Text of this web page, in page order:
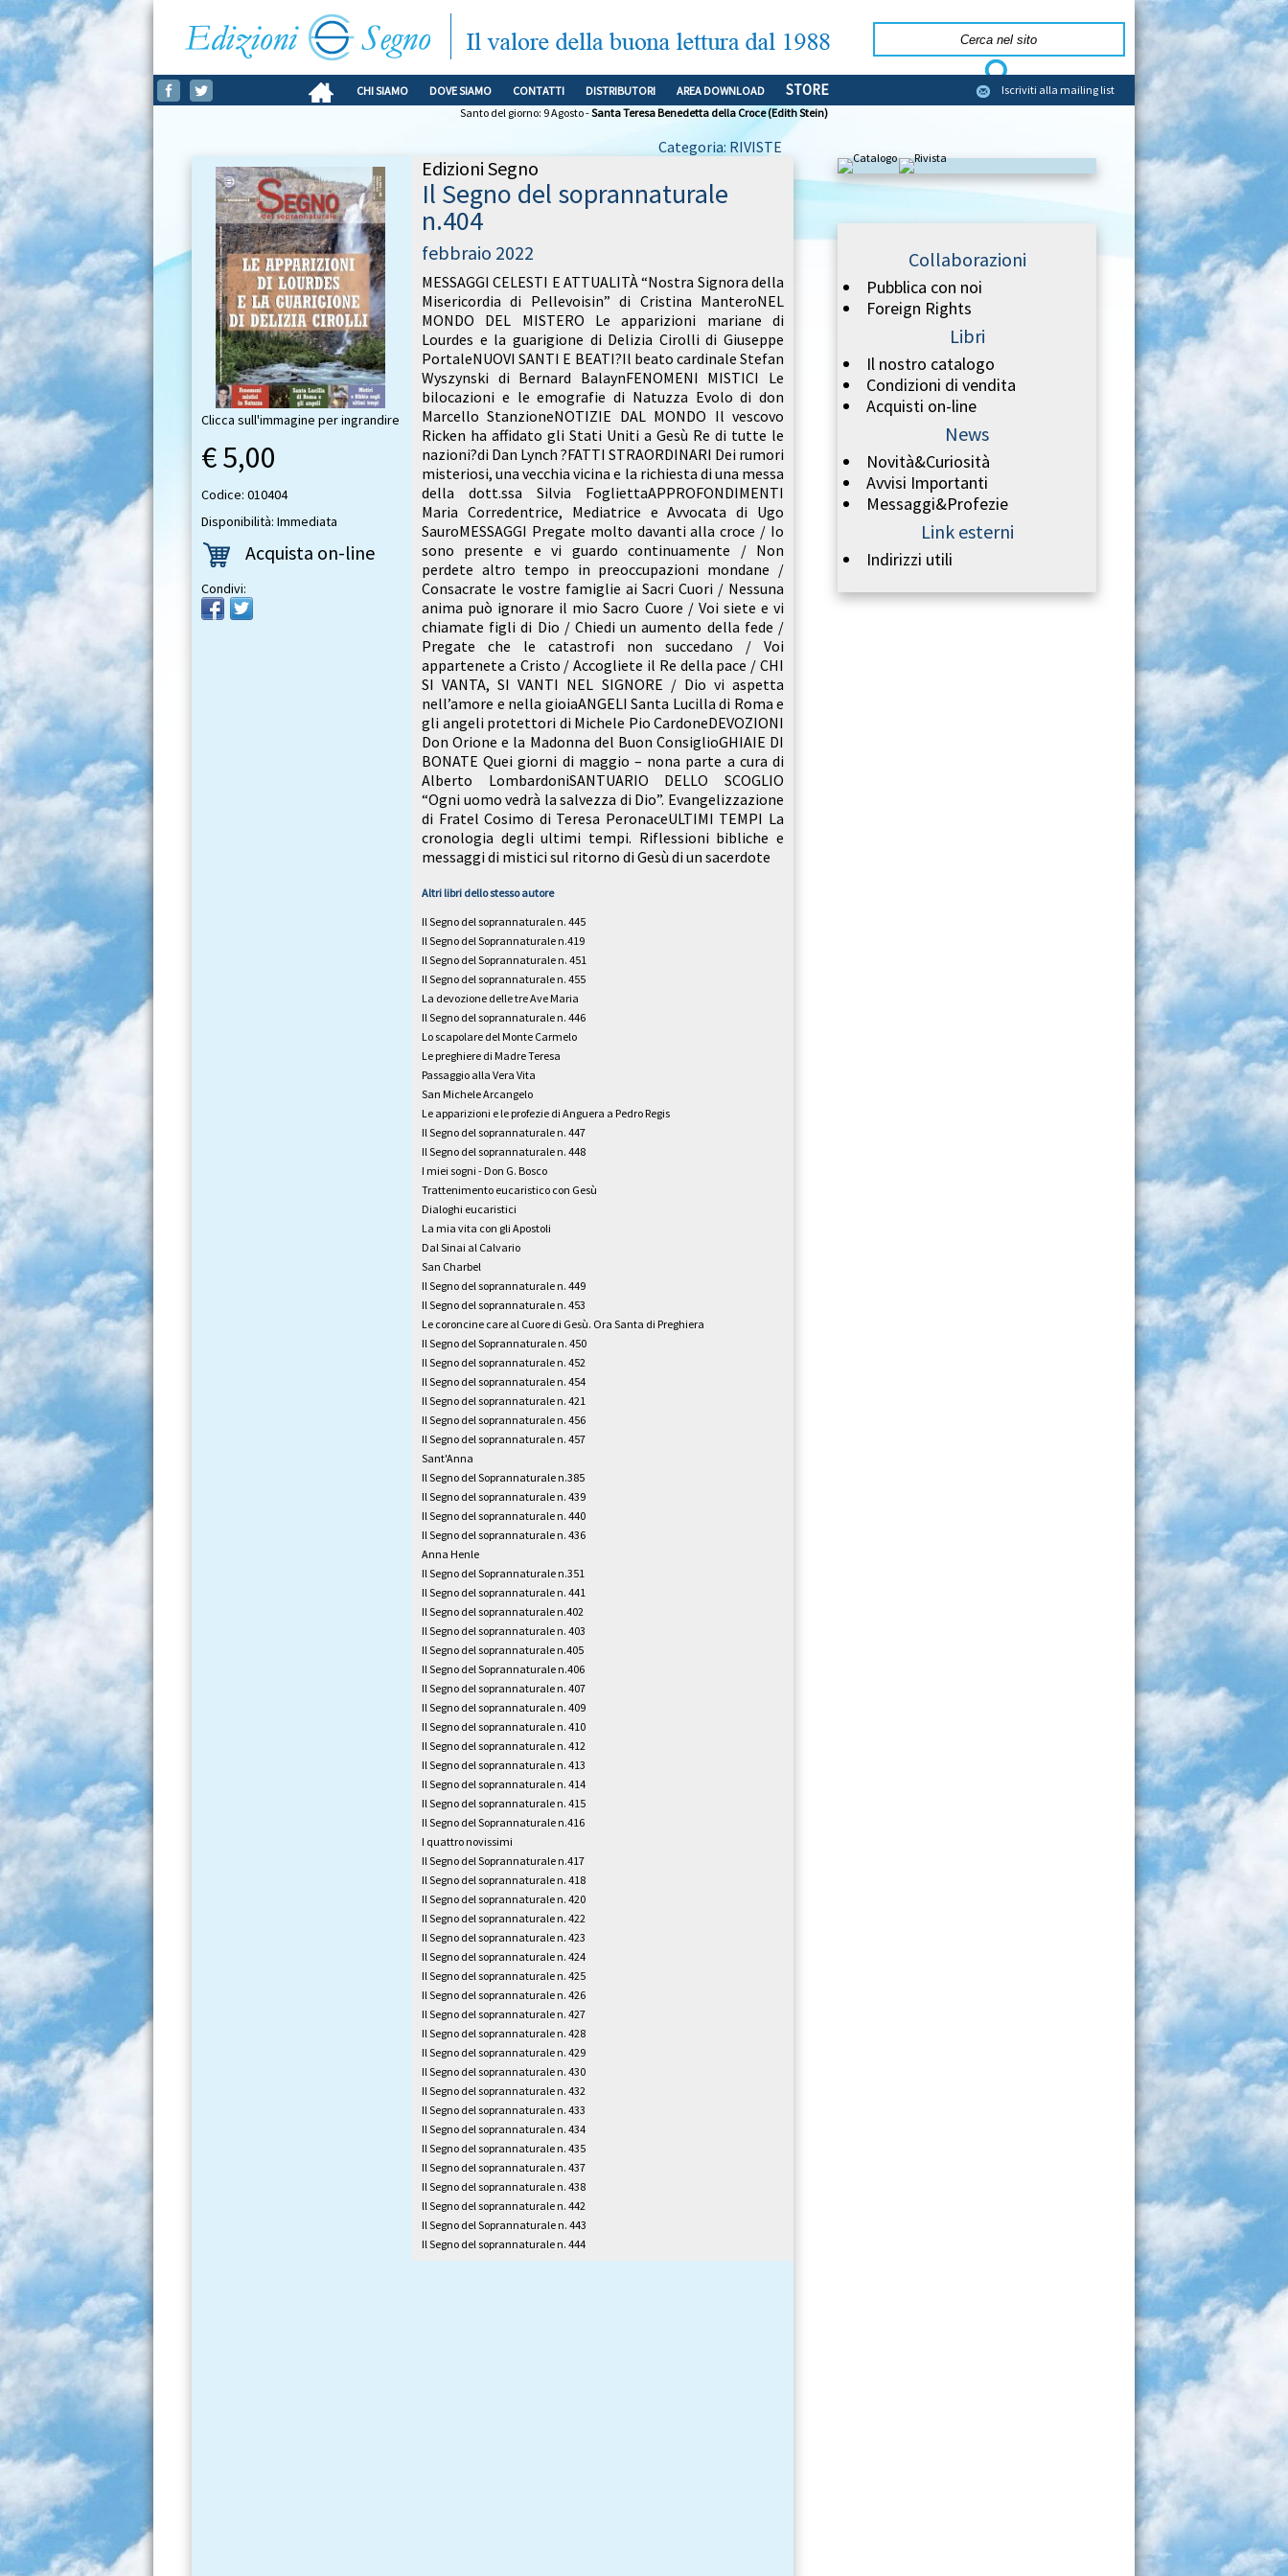
CHI SIAMO DOVE SIAMO CONTATTI DISTRIBUTORI AREA DOWNLOAD STORE
Iscriviti alla mailing list
Santo del giorno: 9 Agosto -Santa Teresa Benedetta della Croce (Edith Stein)
Categoria: RIVISTE
Edizioni Segno
Il Segno del soprannaturale
n.404
febbraio 2022
MESSAGGI CELESTI E ATTUALITÀ “Nostra Signora della
Misericordia di Pellevoisin” di Cristina ManteroNEL
MONDO DEL MISTERO Le apparizioni mariane di
Lourdes e la guarigione di Delizia Cirolli di Giuseppe
PortaleNUOVI SANTI E BEATI?Il beato cardinale Stefan
Wyszynski di Bernard BalaynFENOMENI MISTICI Le
bilocazioni e le emografie di Natuzza Evolo di don
Marcello StanzioneNOTIZIE DAL MONDO Il vescovo
Ricken ha affidato gli Stati Uniti a Gesù Re di tutte le
nazioni?di Dan Lynch ?FATTI STRAORDINARI Dei rumori
misteriosi, una vecchia vicina e la richiesta di una messa
della dott.ssa Silvia FogliettaAPPROFONDIMENTI
Maria Corredentrice, Mediatrice e Avvocata di Ugo
SauroMESSAGGI Pregate molto davanti alla croce / Io
sono presente e vi guardo continuamente / Non
perdete altro tempo in preoccupazioni mondane /
Consacrate le vostre famiglie ai Sacri Cuori / Nessuna
anima può ignorare il mio Sacro Cuore / Voi siete e vi
chiamate figli di Dio / Chiedi un aumento della fede /
Pregate che le catastrofi non succedano / Voi
appartenete a Cristo / Accogliete il Re della pace / CHI
SI VANTA, SI VANTI NEL SIGNORE / Dio vi aspetta
nell’amore e nella gioiaANGELI Santa Lucilla di Roma e
gli angeli protettori di Michele Pio CardoneDEVOZIONI
Don Orione e la Madonna del Buon ConsiglioGHIAIE DI
BONATE Quei giorni di maggio – nona parte a cura di
Alberto LombardoniSANTUARIO DELLO SCOGLIO
“Ogni uomo vedrà la salvezza di Dio”. Evangelizzazione
di Fratel Cosimo di Teresa PeronaceULTIMI TEMPI La
cronologia degli ultimi tempi. Riflessioni bibliche e
messaggi di mistici sul ritorno di Gesù di un sacerdote
Altri libri dello stesso autore
Il Segno del soprannaturale n. 445
Il Segno del Soprannaturale n.419
Il Segno del Soprannaturale n. 451
Il Segno del soprannaturale n. 455
La devozione delle tre Ave Maria
Il Segno del soprannaturale n. 446
Lo scapolare del Monte Carmelo
Le preghiere di Madre Teresa
Passaggio alla Vera Vita
San Michele Arcangelo
Le apparizioni e le profezie di Anguera a Pedro Regis
Il Segno del soprannaturale n. 447
Il Segno del soprannaturale n. 448
I miei sogni - Don G. Bosco
Trattenimento eucaristico con Gesù
Dialoghi eucaristici
La mia vita con gli Apostoli
Dal Sinai al Calvario
San Charbel
Il Segno del soprannaturale n. 449
Il Segno del soprannaturale n. 453
Le coroncine care al Cuore di Gesù. Ora Santa di Preghiera
Il Segno del Soprannaturale n. 450
Il Segno del soprannaturale n. 452
Il Segno del soprannaturale n. 454
Il Segno del soprannaturale n. 421
Il Segno del soprannaturale n. 456
Il Segno del soprannaturale n. 457
Sant'Anna
Il Segno del Soprannaturale n.385
Il Segno del soprannaturale n. 439
Il Segno del soprannaturale n. 440
Il Segno del soprannaturale n. 436
Anna Henle
Il Segno del Soprannaturale n.351
Il Segno del soprannaturale n. 441
Il Segno del soprannaturale n.402
Il Segno del soprannaturale n. 403
Il Segno del soprannaturale n.405
Il Segno del Soprannaturale n.406
Il Segno del soprannaturale n. 407
Il Segno del soprannaturale n. 409
Il Segno del soprannaturale n. 410
Il Segno del soprannaturale n. 412
Il Segno del soprannaturale n. 413
Il Segno del soprannaturale n. 414
Il Segno del soprannaturale n. 415
Il Segno del Soprannaturale n.416
I quattro novissimi
Il Segno del Soprannaturale n.417
Il Segno del soprannaturale n. 418
Il Segno del soprannaturale n. 420
Il Segno del soprannaturale n. 422
Il Segno del soprannaturale n. 423
Il Segno del soprannaturale n. 424
Il Segno del soprannaturale n. 425
Il Segno del soprannaturale n. 426
Il Segno del soprannaturale n. 427
Il Segno del soprannaturale n. 428
Il Segno del soprannaturale n. 429
Il Segno del soprannaturale n. 430
Il Segno del soprannaturale n. 432
Il Segno del soprannaturale n. 433
Il Segno del soprannaturale n. 434
Il Segno del soprannaturale n. 435
Il Segno del soprannaturale n. 437
Il Segno del soprannaturale n. 438
ll Segno del soprannaturale n. 442
Il Segno del Soprannaturale n. 443
Il Segno del soprannaturale n. 444
Clicca sull'immagine per ingrandire
€ 5,00
Codice: 010404
Disponibilità: Immediata
Acquista on-line
Condivi:
Collaborazioni
Pubblica con noi
Foreign Rights
Libri
Il nostro catalogo
Condizioni di vendita
Acquisti on-line
News
Novità&Curiosità
Avvisi Importanti
Messaggi&Profezie
Link esterni
Indirizzi utili